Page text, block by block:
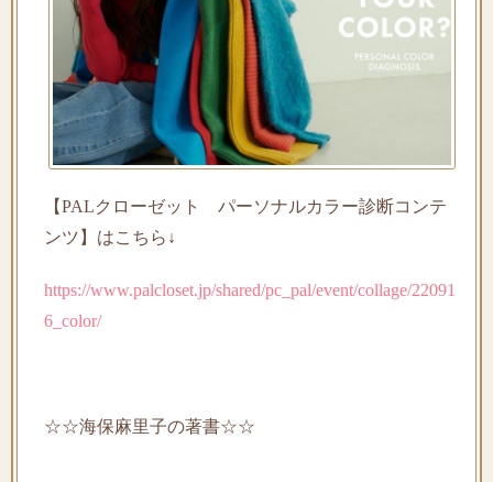
【PALクローゼット パーソナルカラー診断コンテ
ンツ】はこちら ↓
https://www.palcloset.jp/shared/pc_pal/event/collage/22091
6_color/
☆☆海保麻里子の著書☆☆